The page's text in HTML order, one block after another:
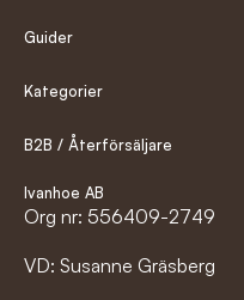
Guider
Kategorier
B2B / Återförsäljare
Ivanhoe AB
Org nr: 556409-2749
VD: Susanne Gräsberg